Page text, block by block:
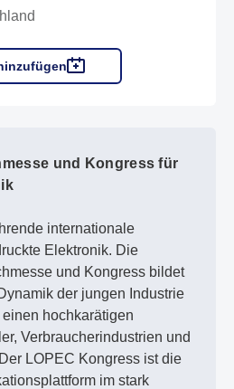
und Kongress für
internationale
Elektronik. Die
und Kongress bildet
der jungen Industrie
hochkarätigen
Verbraucherindustrien und
LOPEC Kongress ist die
im stark